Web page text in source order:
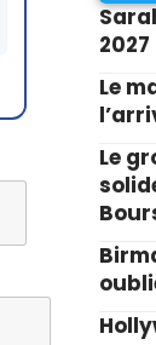
2027
Le
Le